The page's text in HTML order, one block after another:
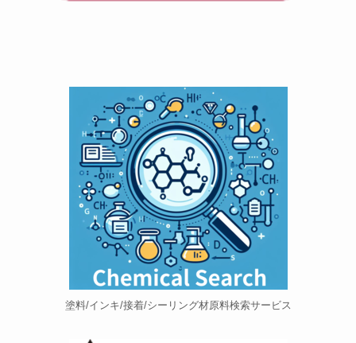
塗料/インキ/接着/シーリング材原料検索サービス